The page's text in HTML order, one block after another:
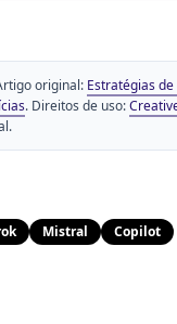
original: Estratégias
. Direitos de uso:
Mistral Copilot